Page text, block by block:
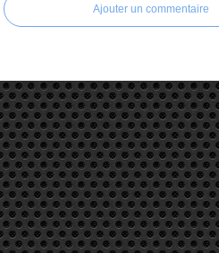
Ajouter un commentaire